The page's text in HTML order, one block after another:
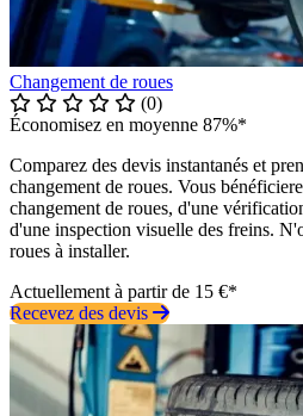
Changement de roues
(0)
Économisez en moyenne 87%*
Comparez des devis instantanés et
changement de roues. Vous
changement de roues, d'une
d'une inspection visuelle des freins.
roues à installer.
Actuellement à partir de 15 €*
Recevez des devis